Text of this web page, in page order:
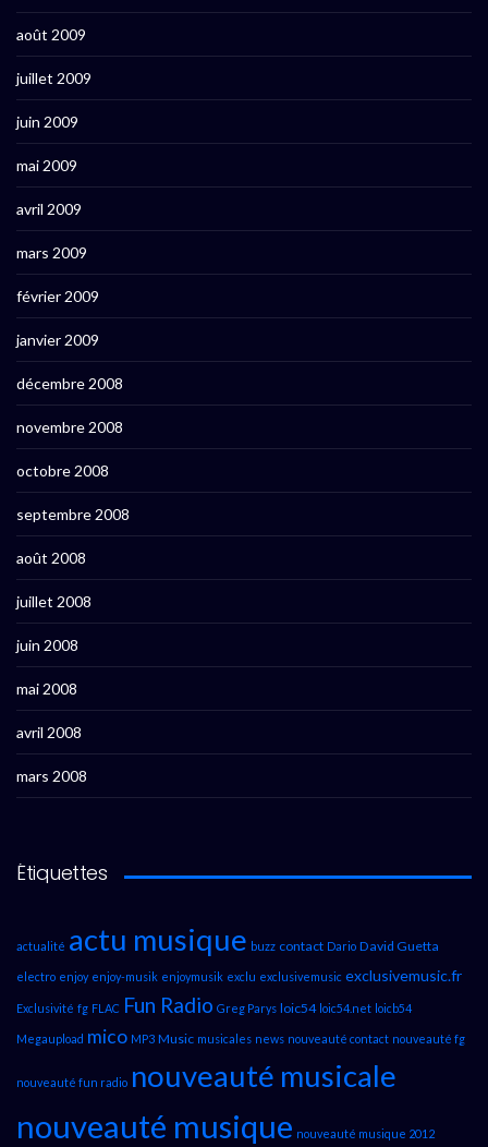
août 2009
juillet 2009
juin 2009
mai 2009
avril 2009
mars 2009
février 2009
janvier 2009
décembre 2008
novembre 2008
octobre 2008
septembre 2008
août 2008
juillet 2008
juin 2008
mai 2008
avril 2008
mars 2008
Étiquettes
actualité actu musique buzz contact Dario David Guetta
electro enjoy enjoy-musik enjoymusik exclu exclusivemusic exclusivemusic.fr
Exclusivité fg FLAC Fun Radio Greg Parys loic54 loic54.net loicb54
Megaupload mico MP3 Music musicales news nouveauté contact nouveauté fg
nouveauté fun radio nouveauté musicale
nouveauté musique nouveauté musique 2012